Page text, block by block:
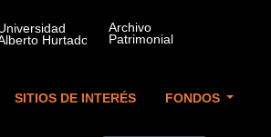
SITIOS DE INTERÉS FONDOS